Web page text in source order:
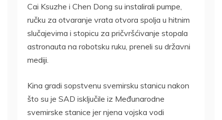
Cai Ksuzhe i Chen Dong su instalirali pumpe,
ručku za otvaranje vrata otvora spolja u hitnim
slučajevima i stopicu za pričvršćivanje stopala
astronauta na robotsku ruku, preneli su državni
mediji.
Kina gradi sopstvenu svemirsku stanicu nakon
što su je SAD isključile iz Međunarodne
svemirske stanice jer njena vojska vodi